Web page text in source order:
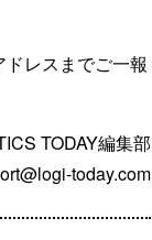
レスまでご一報
TODAY編集部
today.com